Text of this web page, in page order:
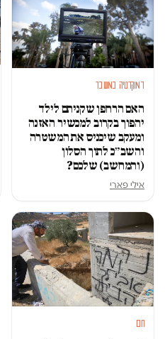
דמוקרטיה במשבר
האם הרחפן שקניתם לילד
יהפוך בקרוב למכשיר האזנה
ומעקב שיכניס את המשטרה
והשב״כ לתוך הסלון
(והמחשב) שלכם?
אילי פארי
חם